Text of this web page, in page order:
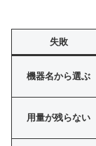
失敗
機器名から選ぶ
用量が残らない